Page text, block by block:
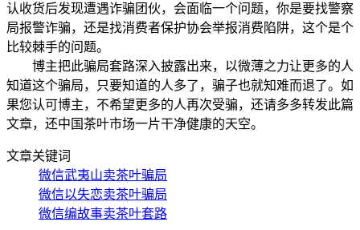
认收货后发现遭遇诈骗团伙，会面临一个问题，你是要找警察
局报警诈骗，还是找消费者保护协会举报消费陷阱，这个是个
比较棘手的问题。
博主把此骗局套路深入披露出来，以微薄之力让更多的人
知道这个骗局，只要知道的人多了，骗子也就知难而退了。如
果您认可博主，不希望更多的人再次受骗，还请多多转发此篇
文章，还中国茶叶市场一片干净健康的天空。
文章关键词
微信武夷山卖茶叶骗局
微信以失恋卖茶叶骗局
微信编故事卖茶叶套路